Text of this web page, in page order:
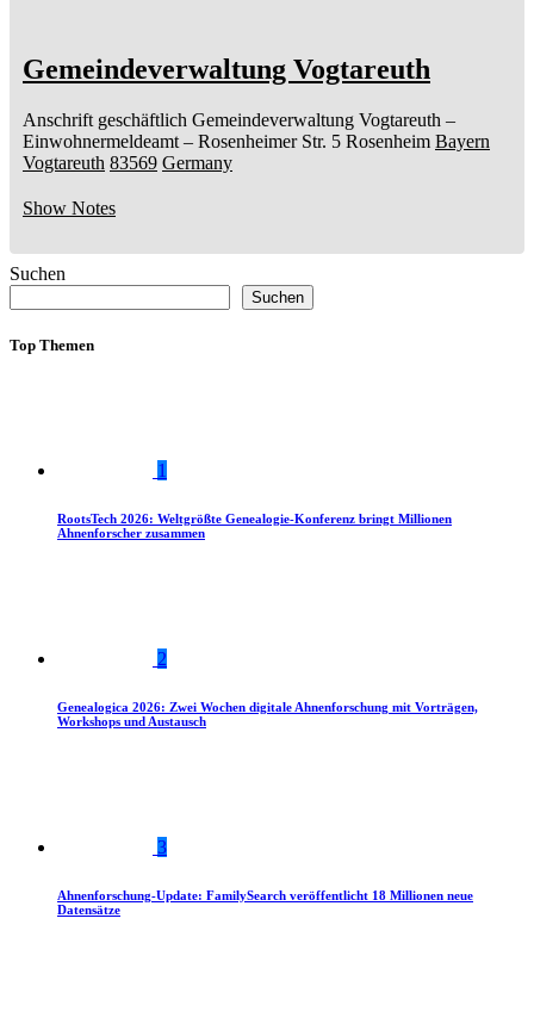
Gemeindeverwaltung Vogtareuth
Anschrift geschäftlich Gemeindeverwaltung Vogtareuth –
Einwohnermeldeamt – Rosenheimer Str. 5 Rosenheim Bayern
Vogtareuth 83569 Germany
Show Notes
Suchen
Suchen
Top Themen
1
RootsTech 2026: Weltgrößte Genealogie-Konferenz bringt Millionen
Ahnenforscher zusammen
2
Genealogica 2026: Zwei Wochen digitale Ahnenforschung mit Vorträgen,
Workshops und Austausch
3
Ahnenforschung-Update: FamilySearch veröffentlicht 18 Millionen neue
Datensätze